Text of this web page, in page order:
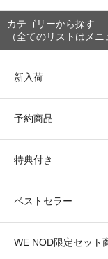
カテゴリーから探す
（全てのリストはメニ
新入荷
予約商品
特典付き
ベストセラー
WE NOD限定セット